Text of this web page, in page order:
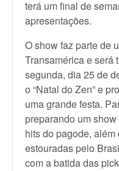
terá um final de
apresentações.
O show faz parte de
Transamérica e será
segunda, dia 25 de
o “Natal do Zen” e
uma grande festa.
preparando um
hits do pagode,
estouradas pelo
com a batida das